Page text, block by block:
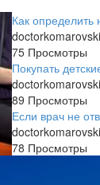
Как определить
75 Просмотры
Покупать
89 Просмотры
Если врач не
78 Просмотры